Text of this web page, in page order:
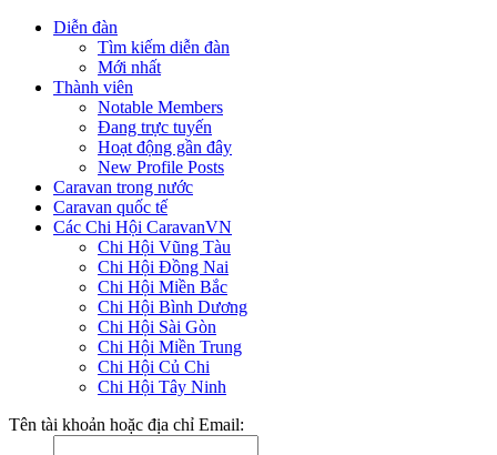
Diễn đàn
Tìm kiếm diễn đàn
Mới nhất
Thành viên
Notable Members
Đang trực tuyến
Hoạt động gần đây
New Profile Posts
Caravan trong nước
Caravan quốc tế
Các Chi Hội CaravanVN
Chi Hội Vũng Tàu
Chi Hội Đồng Nai
Chi Hội Miền Bắc
Chi Hội Bình Dương
Chi Hội Sài Gòn
Chi Hội Miền Trung
Chi Hội Củ Chi
Chi Hội Tây Ninh
Tên tài khoản hoặc địa chỉ Email: